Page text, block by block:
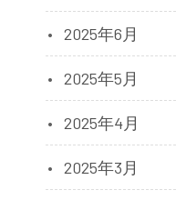
2025年6月
2025年5月
2025年4月
2025年3月